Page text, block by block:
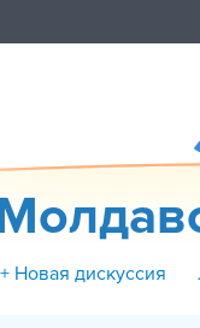
+ Новая дискуссия